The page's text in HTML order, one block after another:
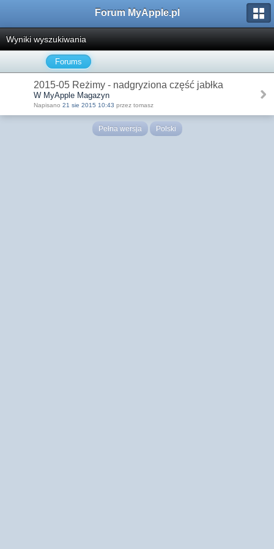
Forum MyApple.pl
Wyniki wyszukiwania
Forums
2015-05 Reżimy - nadgryziona część jabłka
W MyApple Magazyn
Napisano 21 sie 2015 10:43 przez tomasz
Pełna wersja Polski